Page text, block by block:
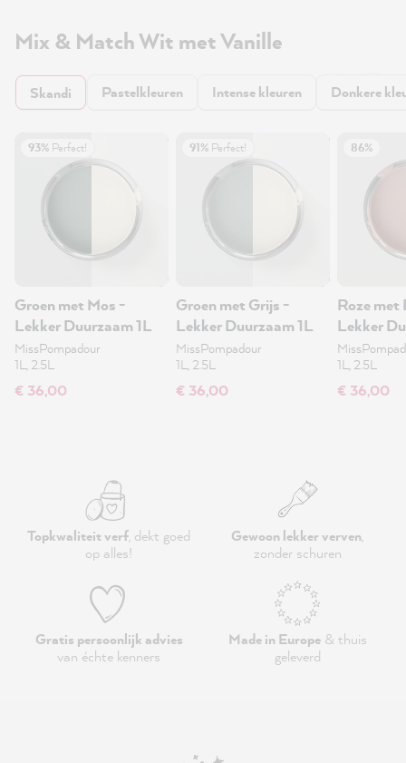
Mix & Match Wit met Vanille
Skandi Pastelkleuren Intense kleuren Donkere
93% Perfect!
Groen met Mos -
Lekker Duurzaam 1L
MissPompadour
1L, 2.5L
€ 36,00
91% Perfect!
Groen met Grijs -
Lekker Duurzaam 1L
MissPompadour
1L, 2.5L
€ 36,00
86%
Roze met
Lekker
muurverf
1L, 2.5L
€ 36,00
Topkwaliteit verf, dekt goed
op alles!
Gewoon lekker verven,
zonder schuren
Gratis persoonlijk advies
van échte kenners
Made in Europe& thuis
geleverd